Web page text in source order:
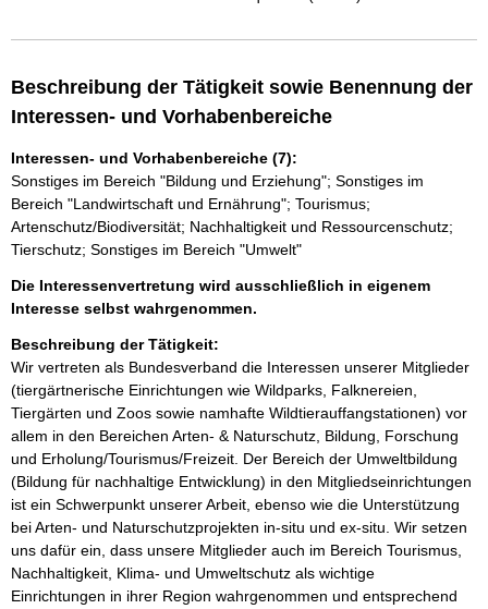
Beschreibung der Tätigkeit sowie Benennung der
Interessen- und Vorhabenbereiche
Interessen- und Vorhabenbereiche (7):
Sonstiges im Bereich "Bildung und Erziehung"; Sonstiges im
Bereich "Landwirtschaft und Ernährung"; Tourismus;
Artenschutz/Biodiversität; Nachhaltigkeit und Ressourcenschutz;
Tierschutz; Sonstiges im Bereich "Umwelt"
Die Interessenvertretung wird ausschließlich in eigenem
Interesse selbst wahrgenommen.
Beschreibung der Tätigkeit:
Wir vertreten als Bundesverband die Interessen unserer Mitglieder
(tiergärtnerische Einrichtungen wie Wildparks, Falknereien,
Tiergärten und Zoos sowie namhafte Wildtierauffangstationen) vor
allem in den Bereichen Arten- & Naturschutz, Bildung, Forschung
und Erholung/Tourismus/Freizeit. Der Bereich der Umweltbildung
(Bildung für nachhaltige Entwicklung) in den Mitgliedseinrichtungen
ist ein Schwerpunkt unserer Arbeit, ebenso wie die Unterstützung
bei Arten- und Naturschutzprojekten in-situ und ex-situ. Wir setzen
uns dafür ein, dass unsere Mitglieder auch im Bereich Tourismus,
Nachhaltigkeit, Klima- und Umweltschutz als wichtige
Einrichtungen in ihrer Region wahrgenommen und entsprechend